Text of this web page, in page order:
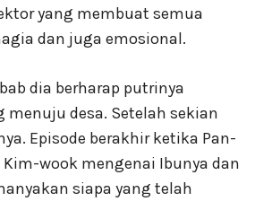
yang membuat semua
dan juga emosional.
dia berharap putrinya
menuju desa. Setelah sekian
Episode berakhir ketika Pan-
wook mengenai Ibunya dan
siapa yang telah